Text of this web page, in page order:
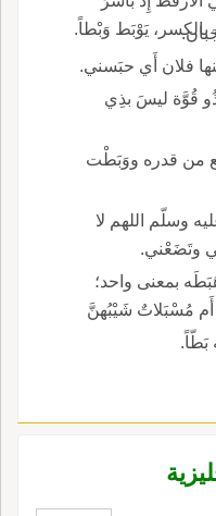
يَوْبَط وَبْطاً.
فلان أَي حبَسني.
قُوَّة ليسَ بذِي
من قدره ووَبَطْت
وسلّم اللهم لا
وتَضَعْني.
بمعنى واحد؛
أَم مُسْبَلاتٌ شَيْبُهنَّ
بَطّاً.